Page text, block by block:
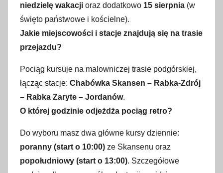
niedzielę wakacji oraz dodatkowo 15 sierpnia (w
święto państwowe i kościelne).
Jakie miejscowości i stacje znajdują się na trasie
przejazdu?
Pociąg kursuje na malowniczej trasie podgórskiej,
łącząc stacje: Chabówka Skansen – Rabka-Zdrój
– Rabka Zaryte – Jordanów.
O której godzinie odjeżdża pociąg retro?
Do wyboru masz dwa główne kursy dziennie:
poranny (start o 10:00) ze Skansenu oraz
popołudniowy (start o 13:00). Szczegółowe